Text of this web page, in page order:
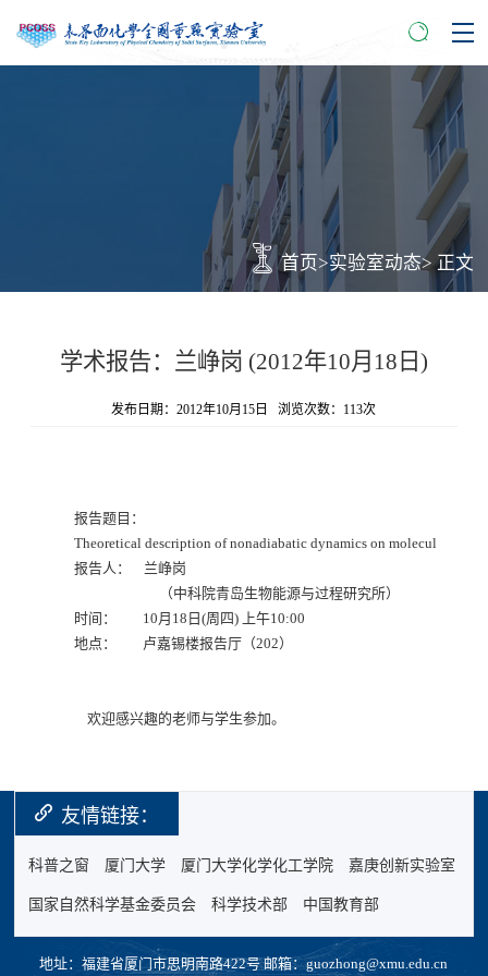
首页>实验室动态> 正文
学术报告：兰峥岗 (2012年10月18日)
发布日期：2012年10月15日 浏览次数： 113次
报告题目：
Theoretical description of nonadiabatic dynamics on molecular
报告人： 兰峥岗
（中科院青岛生物能源与过程研究所）
时间： 10月18日(周四) 上午10:00
地点： 卢嘉锡楼报告厅（202）
欢迎感兴趣的老师与学生参加。
友情链接：
科普之窗 厦门大学 厦门大学化学化工学院 嘉庚创新实验室
国家自然科学基金委员会 科学技术部 中国教育部
地址：福建省厦门市思明南路422号 邮箱：guozhong@xmu.edu.cn